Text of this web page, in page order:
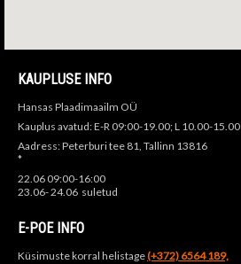
KAUPLUSE INFO
Hansas Plaadimaailm OÜ
Kauplus avatud: E-R 09:00-19.00; L 10.00-15.00
Aadress: Peterburi tee 81, Tallinn 13816
*
22.06 09:00-16:00
23.06- 24.06 suletud
E-POE INFO
Küsimuste korral helistage(+372) 6564 189,